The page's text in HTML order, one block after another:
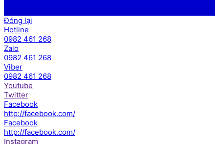
Đóng lại
Hotline
0982 461 268
Zalo
0982 461 268
Viber
0982 461 268
Youtube
Twitter
Facebook
http://facebook.com/
Facebook
http://facebook.com/
Instagram